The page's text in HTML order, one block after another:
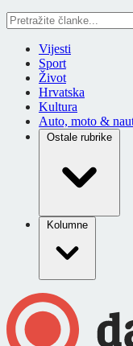
Vijesti
Sport
Život
Hrvatska
Kultura
Auto, moto &
Ostale rubrike
Kolumne